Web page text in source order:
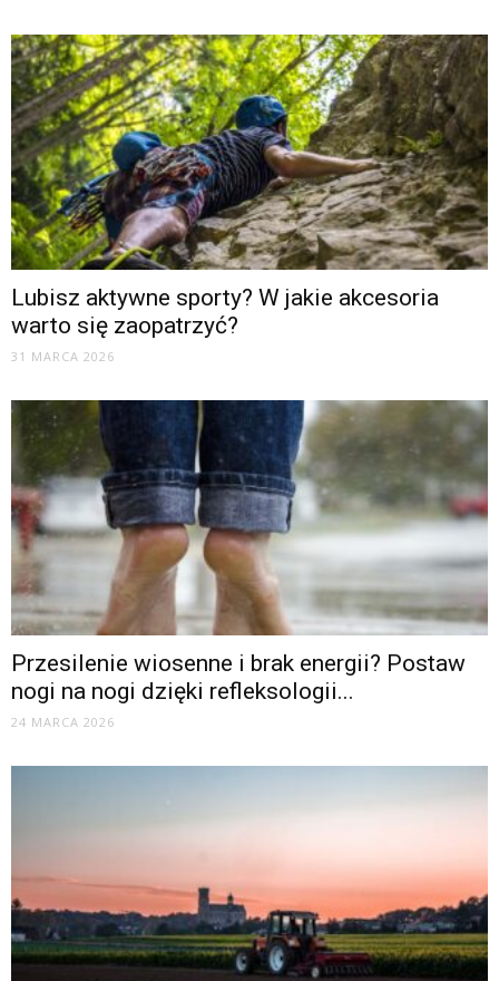
Lubisz aktywne sporty? W jakie akcesoria
warto się zaopatrzyć?
31 MARCA 2026
Przesilenie wiosenne i brak energii? Postaw
nogi na nogi dzięki refleksologii...
24 MARCA 2026